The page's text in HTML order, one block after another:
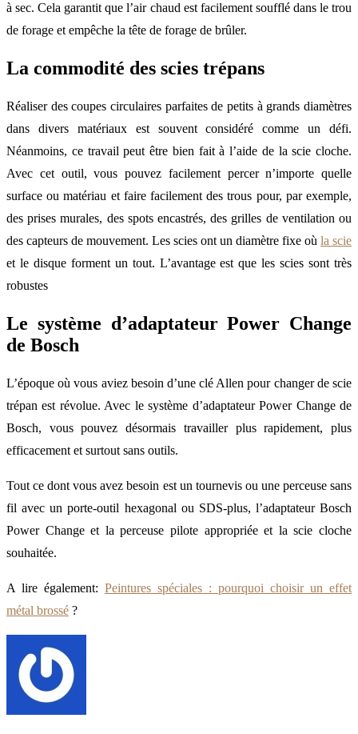
à sec. Cela garantit que l’air chaud est facilement soufflé dans le trou
de forage et empêche la tête de forage de brûler.
La commodité des scies trépans
Réaliser des coupes circulaires parfaites de petits à grands diamètres
dans divers matériaux est souvent considéré comme un défi.
Néanmoins, ce travail peut être bien fait à l’aide de la scie cloche.
Avec cet outil, vous pouvez facilement percer n’importe quelle
surface ou matériau et faire facilement des trous pour, par exemple,
des prises murales, des spots encastrés, des grilles de ventilation ou
des capteurs de mouvement. Les scies ont un diamètre fixe où la scie
et le disque forment un tout. L’avantage est que les scies sont très
robustes
Le système d’adaptateur Power Change
de Bosch
L’époque où vous aviez besoin d’une clé Allen pour changer de scie
trépan est révolue. Avec le système d’adaptateur Power Change de
Bosch, vous pouvez désormais travailler plus rapidement, plus
efficacement et surtout sans outils.
Tout ce dont vous avez besoin est un tournevis ou une perceuse sans
fil avec un porte-outil hexagonal ou SDS-plus, l’adaptateur Bosch
Power Change et la perceuse pilote appropriée et la scie cloche
souhaitée.
A lire également: Peintures spéciales : pourquoi choisir un effet
métal brossé ?